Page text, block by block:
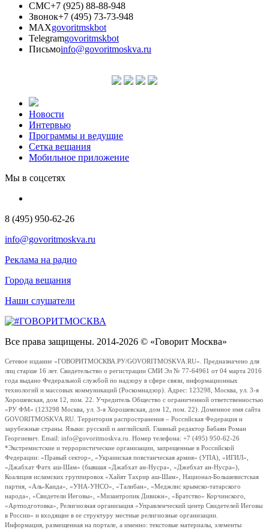
СМС+7 (925) 88-88-948
Звонок+7 (495) 73-73-948
MAXgovoritmskbot
Telegramgovoritmskbot
Письмоinfo@govoritmoskva.ru
Новости
Интервью
Программы и ведущие
Сетка вещания
Мобильное приложение
Мы в соцсетях
8 (495) 950-62-26
info@govoritmoskva.ru
Реклама на радио
Города вещания
Наши слушатели
Все права защищены. 2014-2026 © «Говорит Москва»
Сетевое издание «ГОВОРИТМОСКВА.РУ/GOVORITMOSKVA.RU». Предназначено для
лиц старше 16 лет. Свидетельство о регистрации СМИ Эл № 77-64961 от 04 марта 2016
года выдано Федеральной службой по надзору в сфере связи, информационных
технологий и массовых коммуникаций (Роскомнадзор). Адрес: 123298, Москва, ул. 3-я
Хорошевская, дом 12, пом. 22. Учредитель Общество с ограниченной ответственностью
«РУ ФМ» (123298 Москва, ул. 3-я Хорошевская, дом 12, пом. 22). Доменное имя сайта
GOVORITMOSKVA.RU. Территория распространения – Российская Федерация и
зарубежные страны. Языки: русский и английский. Главный редактор Бабаян Роман
Георгиевич. Email: info@govoritmoskva.ru. Номер телефона: +7 (495) 950-62-26
*Экстремистские и террористические организации, запрещенные в Российской
Федерации: «Правый сектор», «Украинская повстанческая армия» (УПА), «ИГИЛ»,
«Джабхат Фатх аш-Шам» (бывшая «Джабхат ан-Нусра», «Джебхат ан-Нусра»),
Коалиция исламских группировок «Хайят Тахрир аш-Шам», Национал-Большевистская
партия, «Аль-Каида», «УНА-УНСО», «Талибан», «Меджлис крымско-татарского
народа», «Свидетели Иеговы», «Мизантропик Дивижн», «Братство» Корчинского,
«Артподготовка», Религиозная организация «Управленческий центр Свидетелей Иеговы
в России» и входящие в ее структуру местные религиозные организации.
Информация, размещенная на портале, а именно: текстовые материалы, элементы